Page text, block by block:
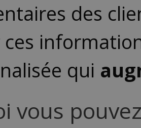
des
ces
qui
vous